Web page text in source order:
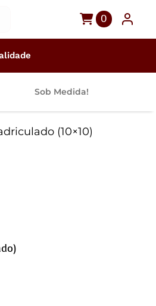
0
Sob Medida!
(10×10)